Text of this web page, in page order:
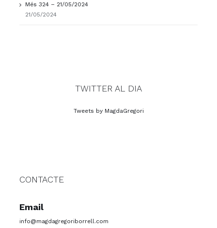
Més 324 – 21/05/2024
21/05/2024
TWITTER AL DIA
Tweets by MagdaGregori
CONTACTE
Email
info@magdagregoriborrell.com